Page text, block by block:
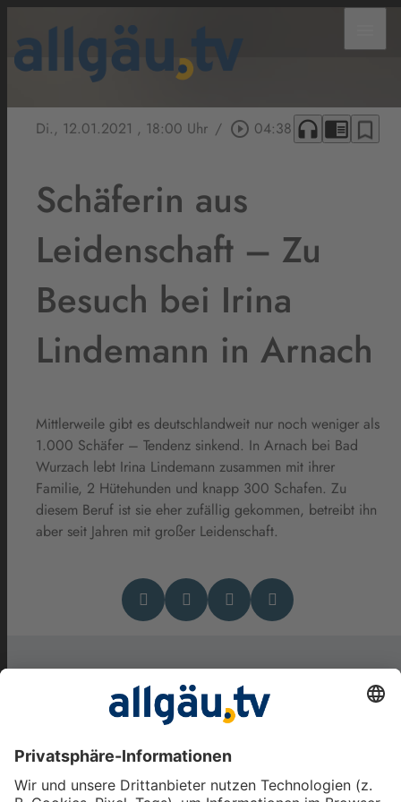
Di., 12.01.2021 , 18:00 Uhr / play_circle_outline 04:38 headphones chrome_reader_mode bookmark_border
Schäferin aus
Leidenschaft – Zu
Besuch bei Irina
Lindemann in Arnach
Mittlerweile gibt es deutschlandweit nur noch weniger als
1.000 Schäfer – Tendenz sinkend. In Arnach bei Bad
Wurzach lebt Irina Lindemann zusammen mit ihrer
Familie, 2 Hütehunden und knapp 300 Schafen. Zu
diesem Beruf ist sie eher zufällig gekommen, betreibt ihn
aber seit Jahren mit großer Leidenschaft.
Das könnte Dich auch
interessieren
Himmelsphänomene: August